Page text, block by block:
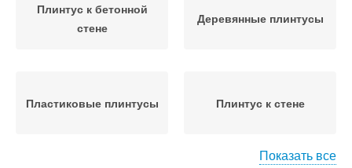
Плинтус к бетонной
стене
Деревянные плинтусы
Пластиковые плинтусы Плинтус к стене
Показать все